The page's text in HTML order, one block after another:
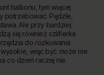
balkonu, tym więcej
potrzebować. Pędzle,
Ale przy bardziej
się również szlifierka
do rozkuwania
więc być może nie
co dzień raczej nie